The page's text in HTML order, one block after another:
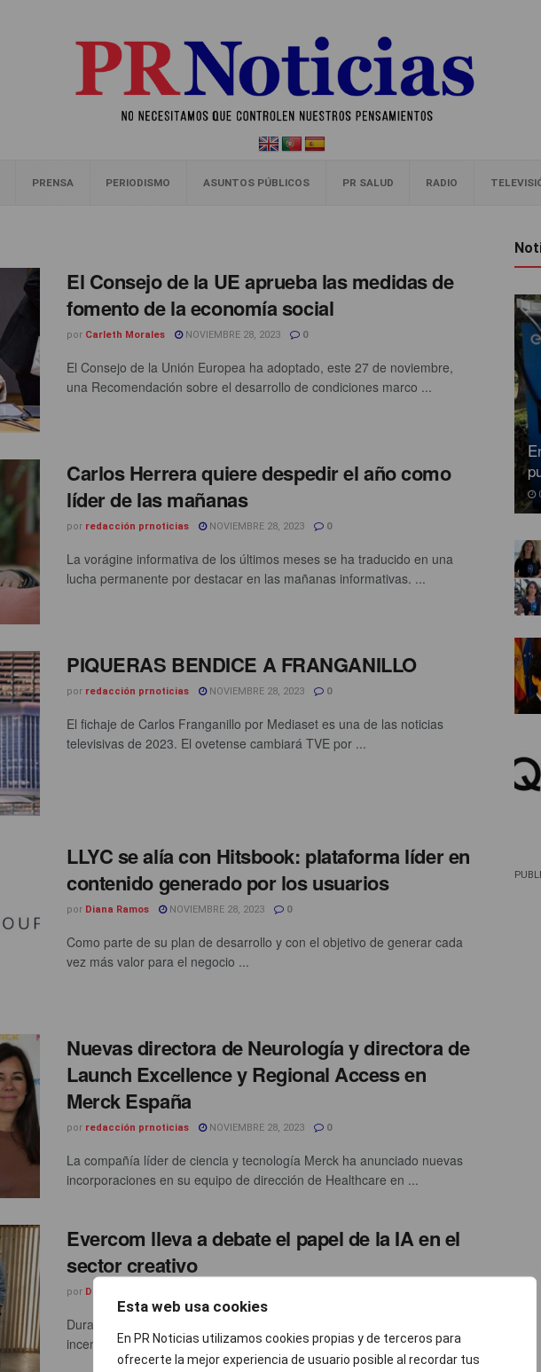
Esta web usa cookies
En PR Noticias utilizamos cookies propias y de terceros para
ofrecerte la mejor experiencia de usuario posible al recordar tus
PRENSA PERIODISMO ASUNTOS PÚBLICOS PR SALUD RADIO
El Consejo de la UE aprueba las medidas de
fomento de la economía social
por Carleth Morales NOVIEMBRE 28, 2023 0
El Consejo de la Unión Europea ha adoptado, este 27 de noviembre,
una Recomendación sobre el desarrollo de condiciones marco ...
Carlos Herrera quiere despedir el año como
líder de las mañanas
por redacción prnoticias NOVIEMBRE 28, 2023 0
La vorágine informativa de los últimos meses se ha traducido en una
lucha permanente por destacar en las mañanas informativas. ...
PIQUERAS BENDICE A FRANGANILLO
por redacción prnoticias NOVIEMBRE 28, 2023 0
El fichaje de Carlos Franganillo por Mediaset es una de las noticias
televisivas de 2023. El ovetense cambiará TVE por ...
LLYC se alía con Hitsbook: plataforma líder en
contenido generado por los usuarios
por Diana Ramos NOVIEMBRE 28, 2023 0
Como parte de su plan de desarrollo y con el objetivo de generar cada
vez más valor para el negocio ...
Nuevas directora de Neurología y directora de
Launch Excellence y Regional Access en
Merck España
por redacción prnoticias NOVIEMBRE 28, 2023 0
La compañía líder de ciencia y tecnología Merck ha anunciado nuevas
incorporaciones en su equipo de dirección de Healthcare en ...
Evercom lleva a debate el papel de la IA en el
sector creativo
por Diana Ramos
Durante el último año y especialmente, en los últimos meses, la
incertidumbre que ha generado la irrupción de las herramientas ...